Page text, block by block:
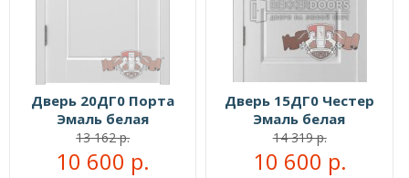
Дверь 20ДГ0 Порта
Эмаль белая
13 162 р.
10 600 р.
Дверь 15ДГ0 Честер
Эмаль белая
14 319 р.
10 600 р.